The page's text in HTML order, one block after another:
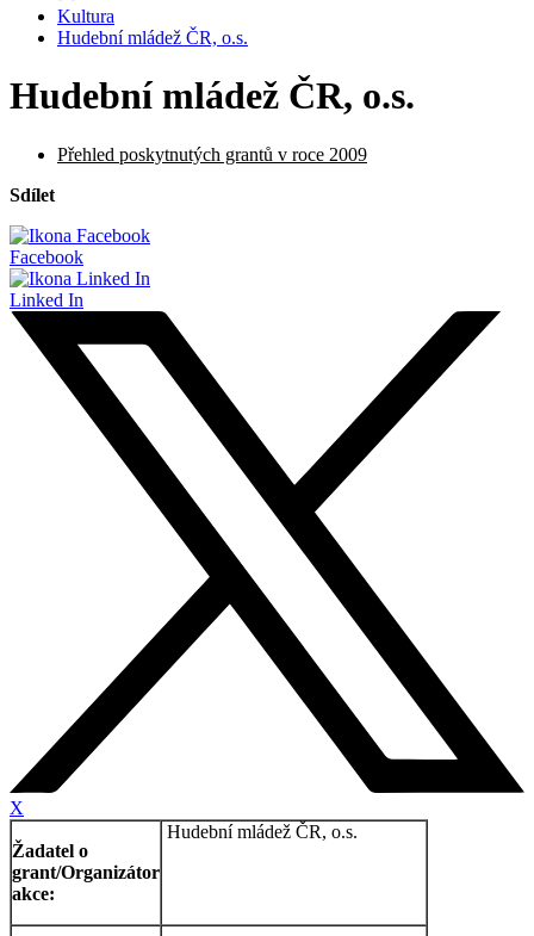
Kultura
Hudební mládež ČR, o.s.
Hudební mládež ČR, o.s.
Přehled poskytnutých grantů v roce 2009
Sdílet
Facebook
Linked In
X
Žadatel o
grant/Organizátor
akce:
Hudební mládež ČR, o.s.